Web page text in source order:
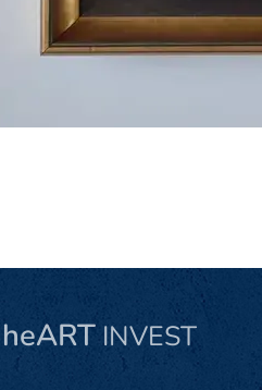
INVEST